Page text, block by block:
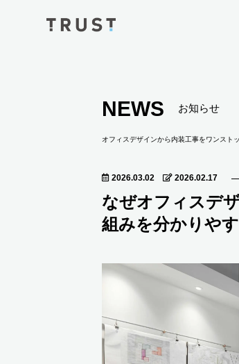
NEWS お知らせ
オフィスデザインから内装工事をワンスト
2026.03.02 2026.02.17
なぜオフィスデ
組みを分かりや